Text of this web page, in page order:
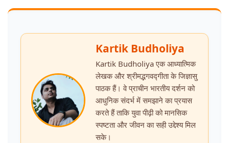
Kartik Budholiya
Kartik Budholiya एक आध्यात्मिक
लेखक और श्रीमद्भगवद्गीता के जिज्ञासु
पाठक हैं। वे प्राचीन भारतीय दर्शन को
आधुनिक संदर्भ में समझाने का प्रयास
करते हैं ताकि युवा पीढ़ी को मानसिक
स्पष्टता और जीवन का सही उद्देश्य मिल
सके।